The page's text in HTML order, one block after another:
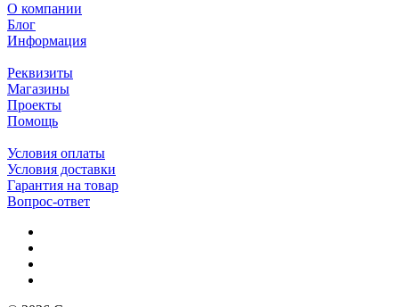
О компании
Блог
Информация
Реквизиты
Магазины
Проекты
Помощь
Условия оплаты
Условия доставки
Гарантия на товар
Вопрос-ответ